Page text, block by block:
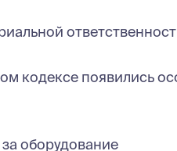
кодексе появились
оборудование